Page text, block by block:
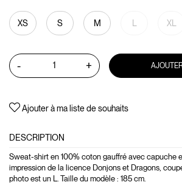
XS S M XL
- +
Ajouter à ma liste de souhaits
DESCRIPTION
Sweat-shirt en 100% coton gauffré avec capuche
impression de la licence Donjons et Dragons,
photo est un L. Taille du modèle : 185 cm.